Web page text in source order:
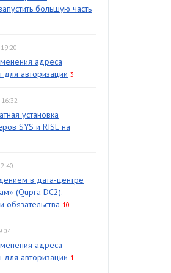
большую часть
адреса
для авторизации 3
установка
SYS и RISE на
в дата-центре
(Qupra DC2).
10
адреса
для авторизации 1